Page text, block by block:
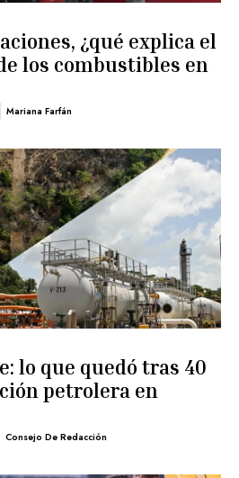
¿qué explica el
los combustibles en
Mariana Farfán
lo que quedó tras 40
petrolera en
Consejo De Redacción